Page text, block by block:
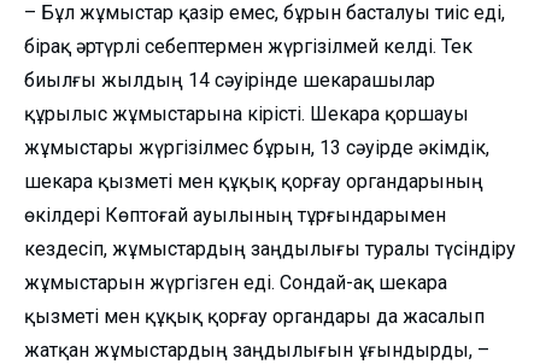
– Бұл жұмыстар қазір емес, бұрын басталуы тиіс еді,
бірақ әртүрлі себептермен жүргізілмей келді. Тек
биылғы жылдың 14 сәуірінде шекарашылар
құрылыс жұмыстарына кірісті. Шекара қоршауы
жұмыстары жүргізілмес бұрын, 13 сәуірде әкімдік,
шекара қызметі мен құқық қорғау органдарының
өкілдері Көптоғай ауылының тұрғындарымен
кездесіп, жұмыстардың заңдылығы туралы түсіндіру
жұмыстарын жүргізген еді. Сондай-ақ шекара
қызметі мен құқық қорғау органдары да жасалып
жатқан жұмыстардың заңдылығын ұғындырды, –